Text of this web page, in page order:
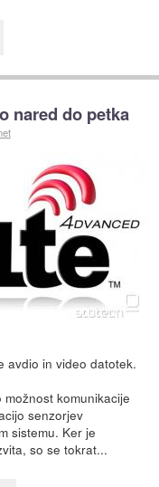
nared do petka
avdio in video datotek.
komunikacije
senzorjev
sistemu. Ker je
so se tokrat...